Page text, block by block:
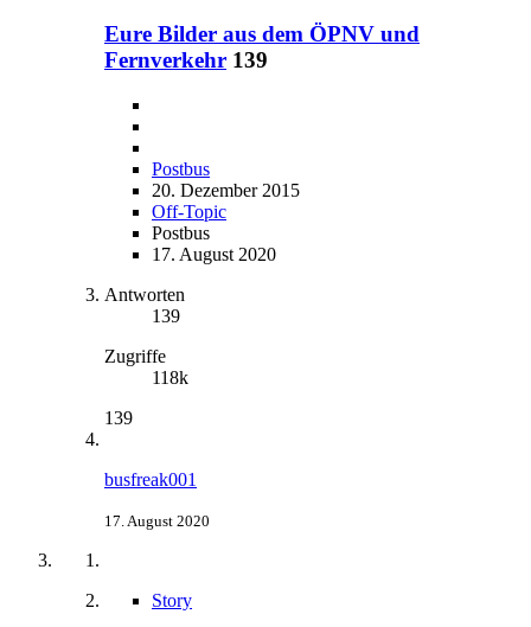
Eure Bilder aus dem ÖPNV und
Fernverkehr 139
Postbus
20. Dezember 2015
Off-Topic
Postbus
17. August 2020
Antworten
139
Zugriffe
118k
139
busfreak001
17. August 2020
Story